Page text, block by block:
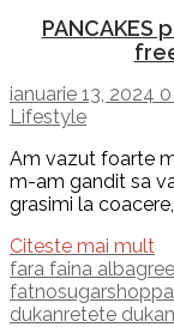
ianuarie 13, 2024
Lifestyle
Am vazut foarte
m-am gandit sa
grasimi la
Citeste mai mult
fara faina alba
fatnosugarshop
dukanretete